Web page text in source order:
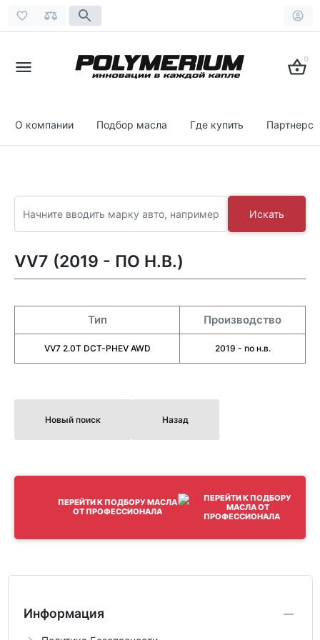
0
О компании Подбор масла Где купить
Искать
VV7 (2019 - ПО Н.В.)
Тип Производство
VV7 2.0T DCT-PHEV AWD 2019 - по н.в.
Новый поиск Назад
ПЕРЕЙТИ К ПОДБОРУ МАСЛА
ОТ ПРОФЕССИОНАЛА
Информация